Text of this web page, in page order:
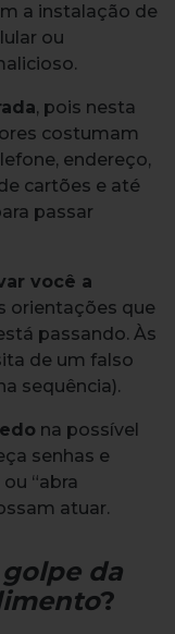
a instalação de
ou
, pois nesta
costumam
endereço,
cartões e até
passar
você a
orientações que
passando. Às
de um falso
sequência).
na possível
senhas e
“abra
atuar.
golpe da
?